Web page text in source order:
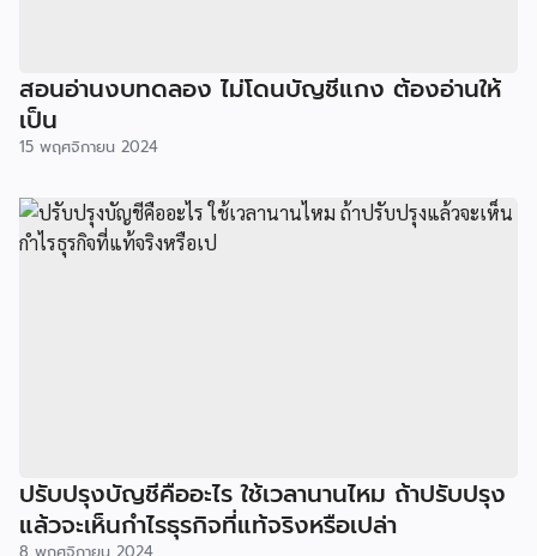
สอนอ่านงบทดลอง ไม่โดนบัญชีแกง ต้องอ่านให้
เป็น
15 พฤศจิกายน 2024
ปรับปรุงบัญชีคืออะไร ใช้เวลานานไหม ถ้าปรับปรุง
แล้วจะเห็นกำไรธุรกิจที่แท้จริงหรือเปล่า